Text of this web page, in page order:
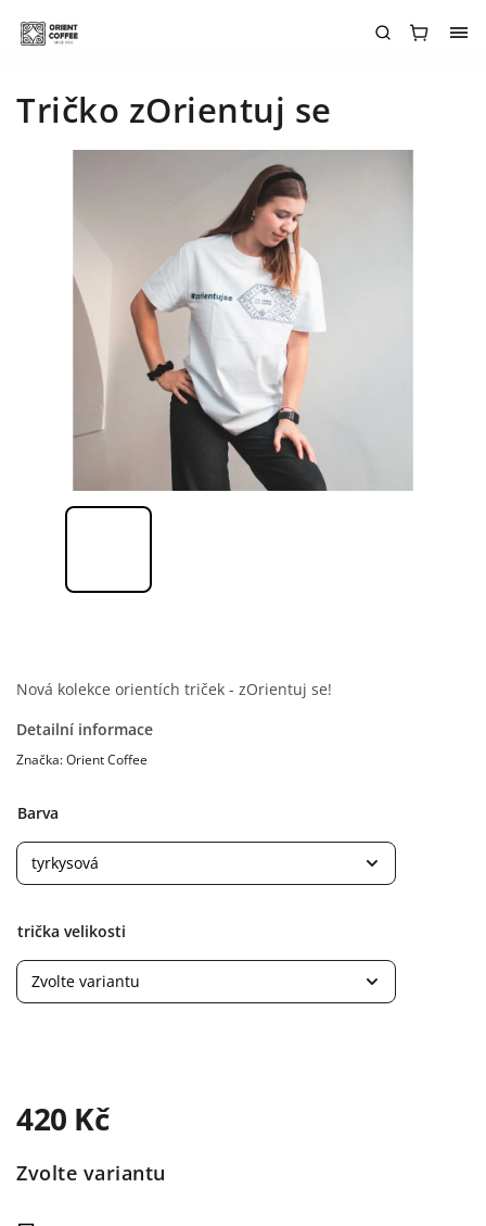
Tričko zOrientuj se
Nová kolekce orientích triček - zOrientuj se!
Detailní informace
Značka:Orient Coffee
Barva
trička velikosti
420 Kč
Zvolte variantu